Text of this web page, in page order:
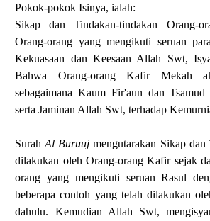
Pokok-pokok Isinya, ialah:
Sikap dan Tindakan-tindakan Orang-
Orang-orang yang mengikuti seruan
Kekuasaan dan Keesaan Allah Swt,
Bahwa Orang-orang Kafir Mekah
sebagaimana Kaum Fir'aun dan
serta Jaminan Allah Swt, terhadap
SurahAl Buruuj mengutarakan Sikap dan
dilakukan oleh Orang-orang Kafir sejak
orang yang mengikuti seruan Rasul
beberapa contoh yang telah dilakukan
dahulu. Kemudian Allah Swt,